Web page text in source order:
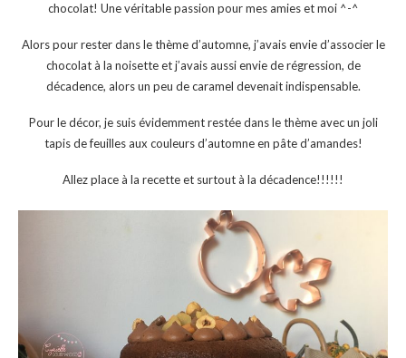
chocolat! Une véritable passion pour mes amies et moi ^-^
Alors pour rester dans le thème d’automne, j’avais envie d’associer le
chocolat à la noisette et j’avais aussi envie de régression, de
décadence, alors un peu de caramel devenait indispensable.
Pour le décor, je suis évidemment restée dans le thème avec un joli
tapis de feuilles aux couleurs d’automne en pâte d’amandes!
Allez place à la recette et surtout à la décadence!!!!!!